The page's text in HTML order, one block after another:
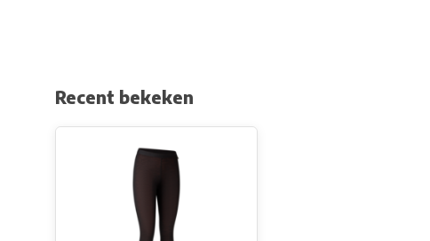
Recent bekeken